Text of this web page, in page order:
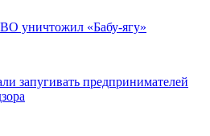
уничтожил «Бабу-ягу»
запугивать предпринимателей